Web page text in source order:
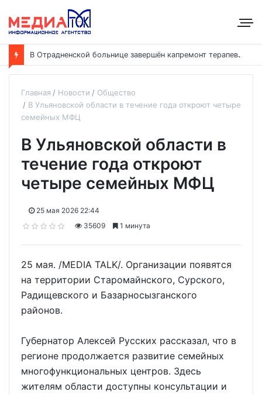
В
Отрадненской больнице завершён капремонт терапевтического корпуса
Главная Новости
Общество
В Ульяновской области в течение года откроют четыре
семейных МФЦ
В Ульяновской области в
течение года откроют
четыре семейных МФЦ
25 мая 2026 22:44
35609
1 минута
25 мая. /MEDIA TALK/. Организации появятся
на территории Старомайнского, Сурского,
Радищевского и Базарносызганского
районов.
Губернатор Алексей Русских рассказал, что в
регионе продолжается развитие семейных
многофункциональных центров. Здесь
жителям области доступны консультации и